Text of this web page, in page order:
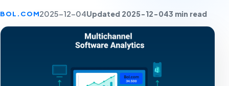
BOL.COM2025-12-04Updated 2025-12-043 min read